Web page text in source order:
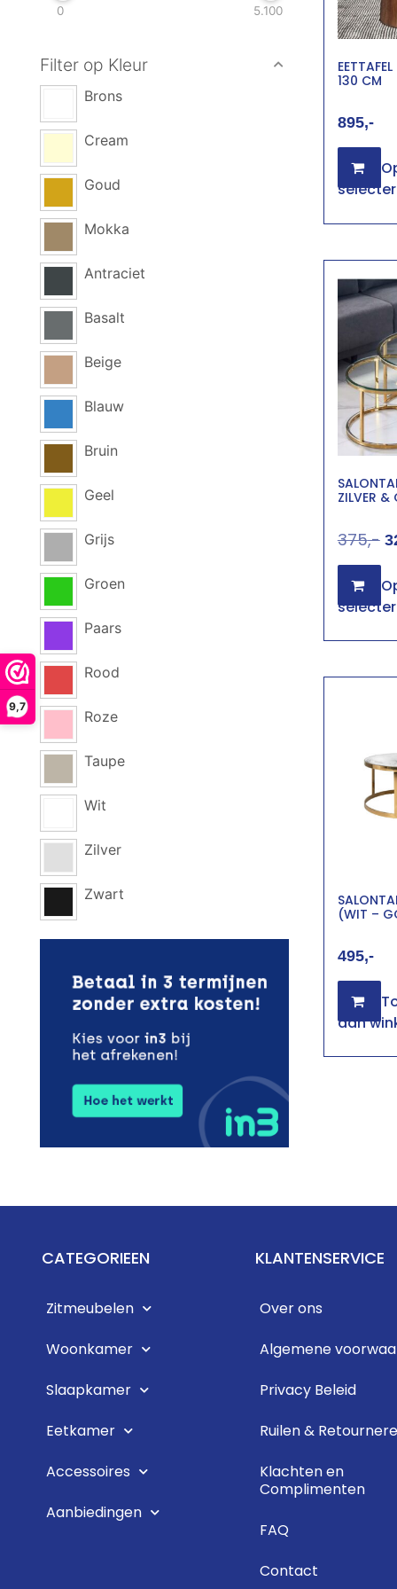
9,7
0 5.100
Filter op Kleur
Brons
Cream
Goud
Mokka
Antraciet
Basalt
Beige
Blauw
Bruin
Geel
Grijs
Groen
Paars
Rood
Roze
Taupe
Wit
Zilver
Zwart
130 CM
895
ZILVER
375
(WIT –
495
aan
CATEGORIEEN
Zitmeubelen
Woonkamer
Slaapkamer
Eetkamer
Accessoires
Aanbiedingen
KLANTENSERVICE
Over ons
Algemene
Privacy Beleid
Ruilen &
Klachten en
Complimenten
FAQ
Contact